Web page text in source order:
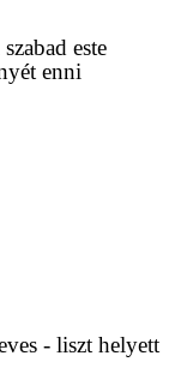
este
enni
- liszt helyett